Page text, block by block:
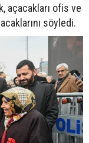
açacakları ofis ve
söyledi.